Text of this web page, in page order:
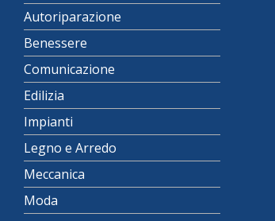
Autoriparazione
Benessere
Comunicazione
Edilizia
Impianti
Legno e Arredo
Meccanica
Moda